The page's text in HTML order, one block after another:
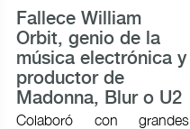
Fallece William
Orbit, genio de la
música electrónica y
productor de
Madonna, Blur o U2
Colaboró con grandes